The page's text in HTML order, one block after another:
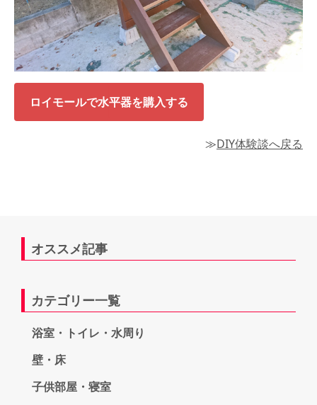
ロイモールで水平器を購入する
≫DIY体験談へ戻る
オススメ記事
カテゴリー一覧
浴室・トイレ・水周り
壁・床
子供部屋・寝室